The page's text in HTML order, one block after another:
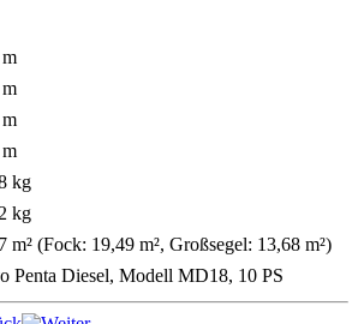
kg
kg
m² (Fock: 19,49 m², Großsegel: 13,68 m²)
Penta Diesel, Modell MD18, 10 PS